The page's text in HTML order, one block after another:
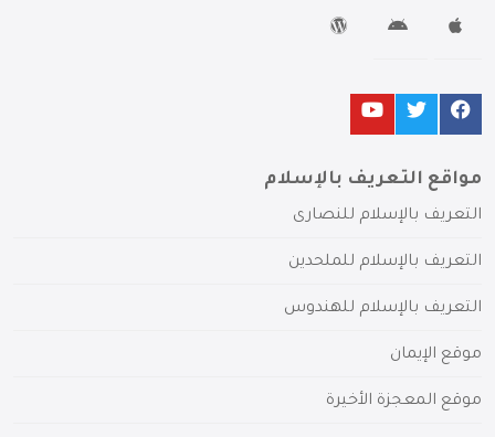
مواقع التعريف بالإسلام
التعريف بالإسلام للنصارى
التعريف بالإسلام للملحدين
التعريف بالإسلام للهندوس
موقع الإيمان
موقع المعجزة الأخيرة